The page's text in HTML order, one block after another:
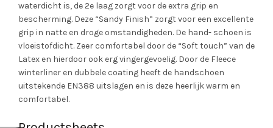
waterdicht is, de 2e laag zorgt voor de extra grip en
bescherming. Deze “Sandy Finish” zorgt voor een excellente
grip in natte en droge omstandigheden. De hand- schoen is
vloeistofdicht. Zeer comfortabel door de “Soft touch” van de
Latex en hierdoor ook erg vingergevoelig. Door de Fleece
winterliner en dubbele coating heeft de handschoen
uitstekende EN388 uitslagen en is deze heerlijk warm en
comfortabel.